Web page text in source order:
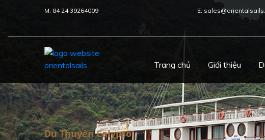
M. 84 24 39264009
E.
Trang chủ Giới thiệu
Du Thuyền Calypso